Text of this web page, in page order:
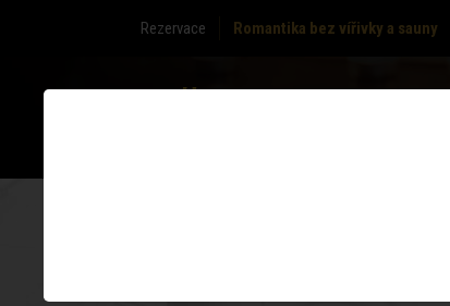
Rezervace Romantika bez vířivky a sauny